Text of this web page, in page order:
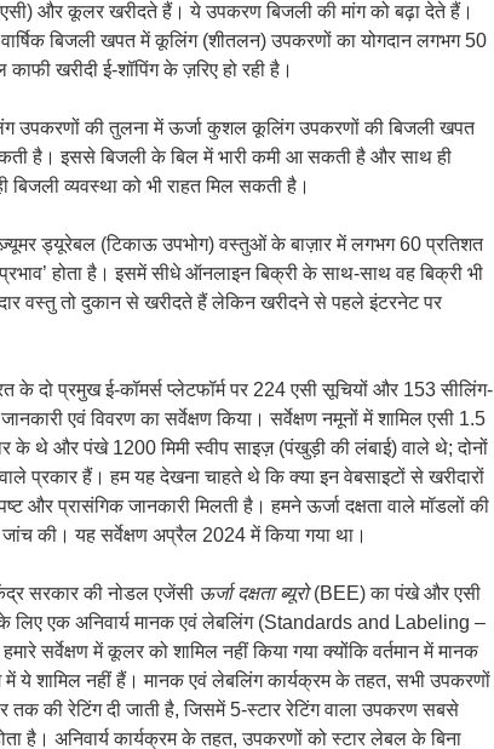
और कूलर खरीदते हैं। ये उपकरण बिजली की मांग को बढ़ा देते हैं।
बिजली खपत में कूलिंग (शीतलन) उपकरणों का योगदान लगभग 50
खरीदी ई-शॉपिंग के ज़रिए हो रही है।
उपकरणों की तुलना में ऊर्जा कुशल कूलिंग उपकरणों की बिजली खपत
है। इससे बिजली के बिल में भारी कमी आ सकती है और साथ ही
बिजली व्यवस्था को भी राहत मिल सकती है।
ड्यूरेबल (टिकाऊ उपभोग) वस्तुओं के बाज़ार में लगभग 60 प्रतिशत
होता है। इसमें सीधे ऑनलाइन बिक्री के साथ-साथ वह बिक्री भी
वस्तु तो दुकान से खरीदते हैं लेकिन खरीदने से पहले इंटरनेट पर
के दो प्रमुख ई-कॉमर्स प्लेटफॉर्म पर 224 एसी सूचियों और 153 सीलिंग-
एवं विवरण का सर्वेक्षण किया। सर्वेक्षण नमूनों में शामिल एसी 1.5
के थे और पंखे 1200 मिमी स्वीप साइज़ (पंखुड़ी की लंबाई) वाले थे; दोनों
प्रकार हैं। हम यह देखना चाहते थे कि क्या इन वेबसाइटों से खरीदारों
और प्रासंगिक जानकारी मिलती है। हमने ऊर्जा दक्षता वाले मॉडलों की
की। यह सर्वेक्षण अप्रैल 2024 में किया गया था।
सरकार की नोडल एजेंसी ऊर्जा दक्षता ब्यूरो(BEE) का पंखे और एसी
लिए एक अनिवार्य मानक एवं लेबलिंग (Standards and Labeling –
सर्वेक्षण में कूलर को शामिल नहीं किया गया क्योंकि वर्तमान में मानक
में ये शामिल नहीं हैं। मानक एवं लेबलिंग कार्यक्रम के तहत, सभी उपकरणों
तक की रेटिंग दी जाती है, जिसमें 5-स्टार रेटिंग वाला उपकरण सबसे
है। अनिवार्य कार्यक्रम के तहत, उपकरणों को स्टार लेबल के बिना